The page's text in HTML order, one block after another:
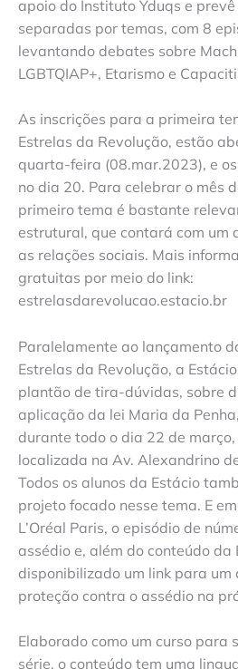
apoio do Instituto Yduqs e
separadas por temas, com 8
levantando debates sobre
LGBTQIAP+, Etarismo e
As inscrições para a primeira
Estrelas da Revolução, estão
quarta-feira (08.mar.2023), e
no dia 20. Para celebrar o mês
primeiro tema é bastante
estrutural, que contará com um
as relações sociais. Mais
gratuitas por meio do link:
estrelasdarevolucao.estacio.br
Paralelamente ao lançamento
Estrelas da Revolução, a
plantão de tira-dúvidas, sobre
aplicação da lei Maria da
durante todo o dia 22 de
localizada na Av. Alexandrino
Todos os alunos da Estácio
projeto focado nesse tema. E
L’Oréal Paris, o episódio de
assédio e, além do conteúdo da
disponibilizado um link para um
proteção contra o assédio na
Elaborado como um curso para
série, o conteúdo tem uma